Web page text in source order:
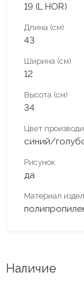
19 (L HOR)
Длина (см)
43
Ширина (см)
12
Высота (см)
34
Цвет
синий/
Рисунок
да
Материал
Наличие